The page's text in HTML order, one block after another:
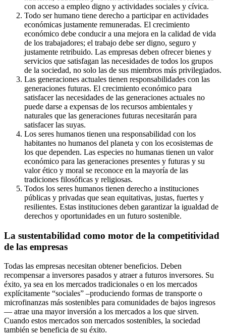
con acceso a empleo digno y actividades sociales y cívica.
Todo ser humano tiene derecho a participar en actividades
económicas justamente remuneradas. El crecimiento
económico debe conducir a una mejora en la calidad de vida
de los trabajadores; el trabajo debe ser digno, seguro y
justamente retribuido. Las empresas deben ofrecer bienes y
servicios que satisfagan las necesidades de todos los grupos
de la sociedad, no solo las de sus miembros más privilegiados.
Las generaciones actuales tienen responsabilidades con las
generaciones futuras. El crecimiento económico para
satisfacer las necesidades de las generaciones actuales no
puede darse a expensas de los recursos ambientales y
naturales que las generaciones futuras necesitarán para
satisfacer las suyas.
Los seres humanos tienen una responsabilidad con los
habitantes no humanos del planeta y con los ecosistemas de
los que dependen. Las especies no humanas tienen un valor
económico para las generaciones presentes y futuras y su
valor ético y moral se reconoce en la mayoría de las
tradiciones filosóficas y religiosas.
Todos los seres humanos tienen derecho a instituciones
públicas y privadas que sean equitativas, justas, fuertes y
resilientes. Estas instituciones deben garantizar la igualdad de
derechos y oportunidades en un futuro sostenible.
La sustentabilidad como motor de la competitividad
de las empresas
Todas las empresas necesitan obtener beneficios. Deben
recompensar a inversores pasados y atraer a futuros inversores. Su
éxito, ya sea en los mercados tradicionales o en los mercados
explícitamente “sociales” –produciendo formas de transporte o
microfinanzas más sostenibles para comunidades de bajos ingresos
— atrae una mayor inversión a los mercados a los que sirven.
Cuando estos mercados son mercados sostenibles, la sociedad
también se beneficia de su éxito.